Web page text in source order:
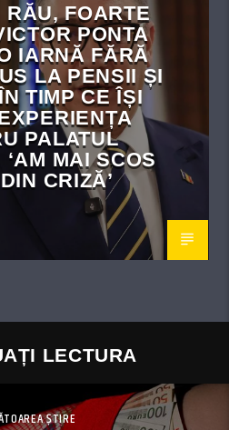
RĂU, FOARTE
PONTA
IARNĂ FĂRĂ
LA PENSII ȘI
TIMP CE ÎȘI
PALATUL
MAI SCOS
CRIZĂ’
LECTURA
ȘTIRE